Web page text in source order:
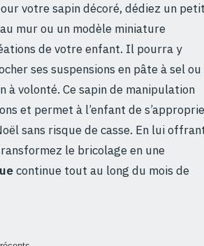
votre sapin décoré, dédiez un
mur ou un modèle miniature
de votre enfant. Il pourra y
ses suspensions en pâte à sel ou
à volonté. Ce sapin de manipulation
et permet à l’enfant de
sans risque de casse. En lui
le bricolage en une
continue tout au long du mois de